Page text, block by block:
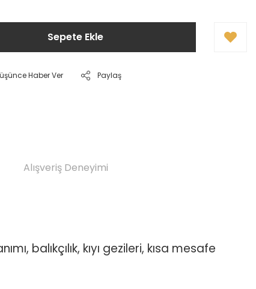
Sepete Ekle
Haber Ver Paylaş
Alışveriş Deneyimi
balıkçılık, kıyı gezileri, kısa mesafe